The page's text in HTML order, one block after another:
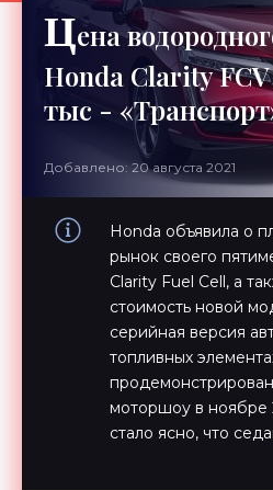
Цена
Honda Clarity
тыс -
Добавлено: 20 августа 2021
Honda объявила о
рынок своего
Clarity Fuel Cell, а
стоимость новой
серийная версия
топливных
моторшоу в ноябре
стало ясно, что